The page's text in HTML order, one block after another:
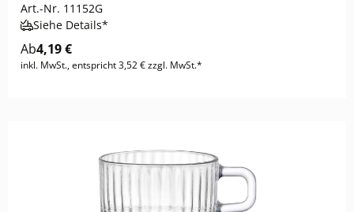
Art.-Nr. 11152G
Siehe Details*
Ab4,19 €
inkl. MwSt., entspricht 3,52 € zzgl. MwSt.*